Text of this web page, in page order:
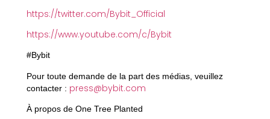
https://twitter.com/Bybit_Official
https://www.youtube.com/c/Bybit
#Bybit
Pour toute demande de la part des médias, veuillez
contacter : press@bybit.com
À propos de One Tree Planted